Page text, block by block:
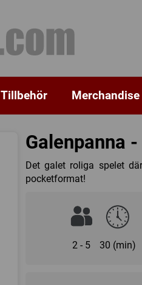
Tillbehör Merchandise
Galenpanna
Det galet roliga spelet
pocketformat!
2 - 5 30 (min)